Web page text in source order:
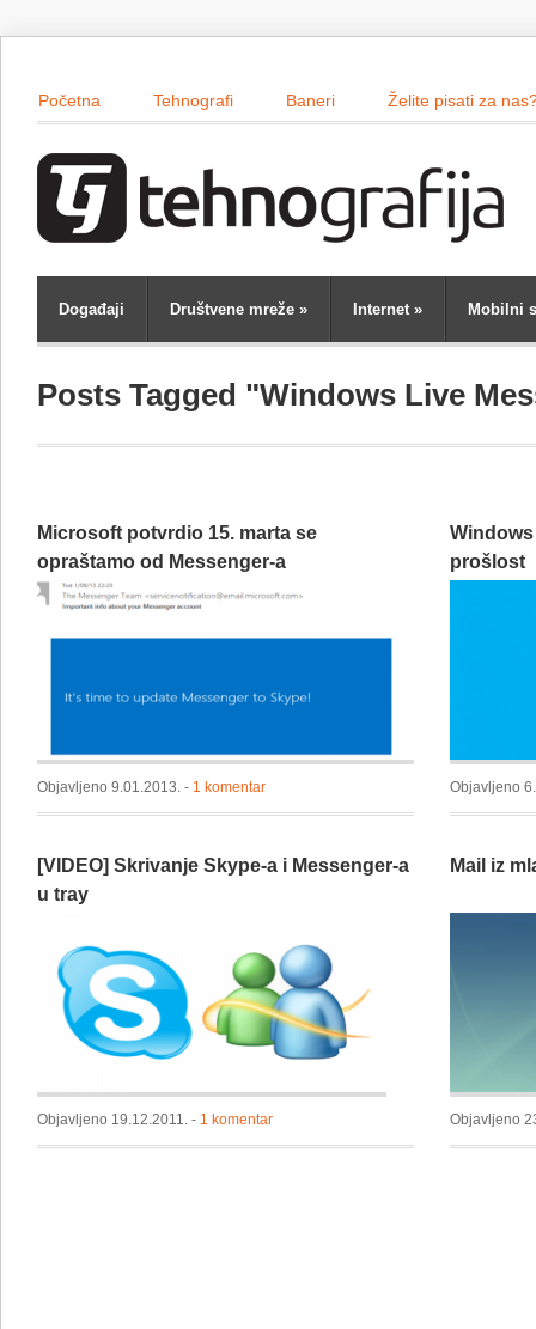
Početna Tehnografi Baneri Želite pisati za
Događaji Društvene mreže » Internet» Mobilni
Posts Tagged "Windows Live
Microsoft potvrdio 15. marta se
opraštamo od Messenger-a
Objavljeno 9.01.2013. - 1 komentar
prošlost
Objavljeno
[VIDEO] Skrivanje Skype-a i Messenger-a
u tray
Objavljeno 19.12.2011. - 1 komentar
Mail iz
Objavljeno